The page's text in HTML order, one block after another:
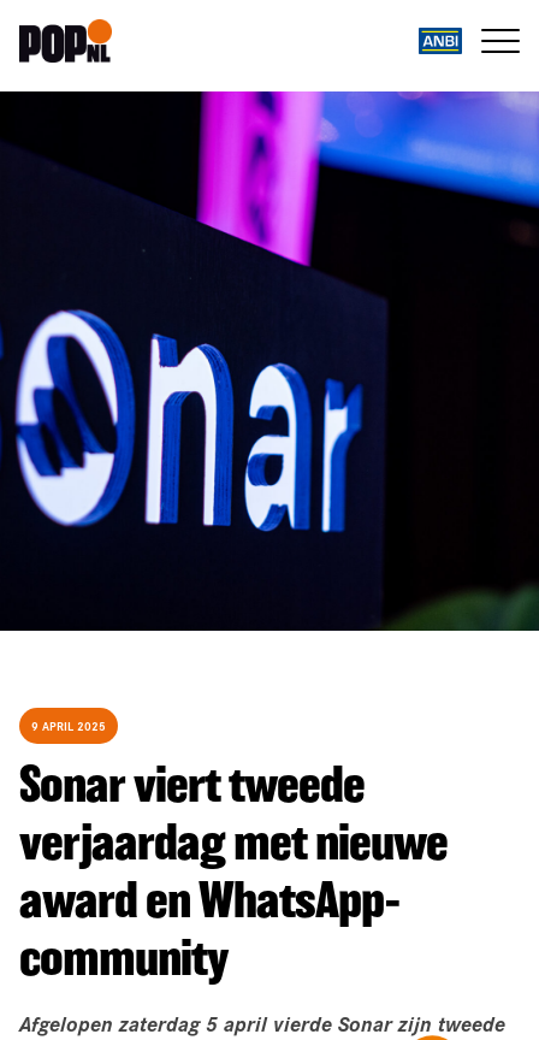
9 APRIL 2025
Sonar viert tweede
verjaardag met nieuwe
award en WhatsApp-
community
Afgelopen zaterdag 5 april vierde Sonar zijn tweede